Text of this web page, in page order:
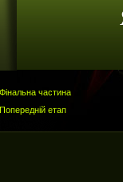
Фінальна частина
Попередній етап